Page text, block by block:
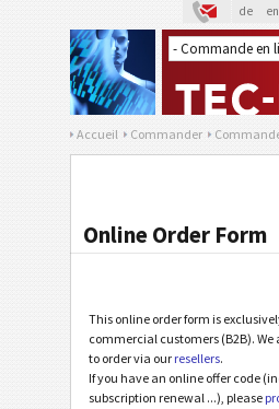
de en
Accueil Commander
Online Order Form
This online order form is
commercial customers (B2B).
to order via our resellers.
If you have an online offer code
subscription renewal ...), please